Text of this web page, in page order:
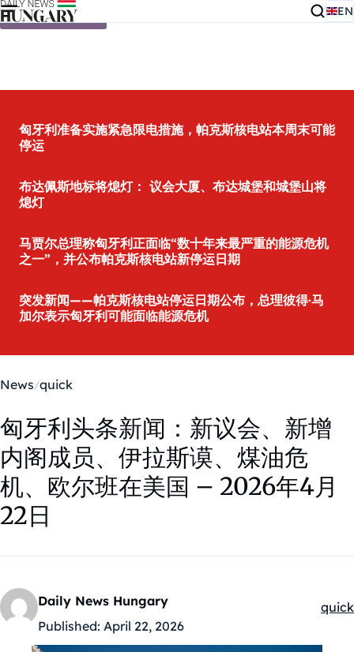
Skip to content EN
匈牙利准备实施紧急限电措施，帕克斯核电站本周末可能
停运
布达佩斯地标将熄灯： 议会大厦、布达城堡和城堡山将
熄灯
马贾尔总理称匈牙利正面临“数十年来最严重的能源危机
之一”，并公布帕克斯核电站新停运日期
突发新闻——帕克斯核电站停运日期公布，总理彼得·马
加尔表示匈牙利可能面临能源危机
News quick
匈牙利头条新闻：新议会、新增
内阁成员、伊拉斯谟、煤油危
机、欧尔班在美国 – 2026年4月
22日
Daily News Hungary
Published: April 22, 2026
quick